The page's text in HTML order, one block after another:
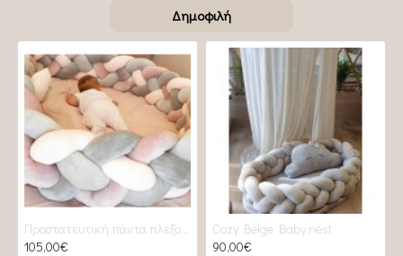
Δημοφιλή
Προστατευτική πάντα πλεξούδα 2 GREYS & 2 Roses
105,00€
Cozy Beige Baby nest
90,00€